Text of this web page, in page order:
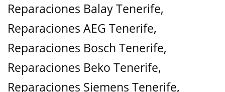
Reparaciones Balay Tenerife,
Reparaciones AEG Tenerife,
Reparaciones Bosch Tenerife,
Reparaciones Beko Tenerife,
Reparaciones Siemens Tenerife,